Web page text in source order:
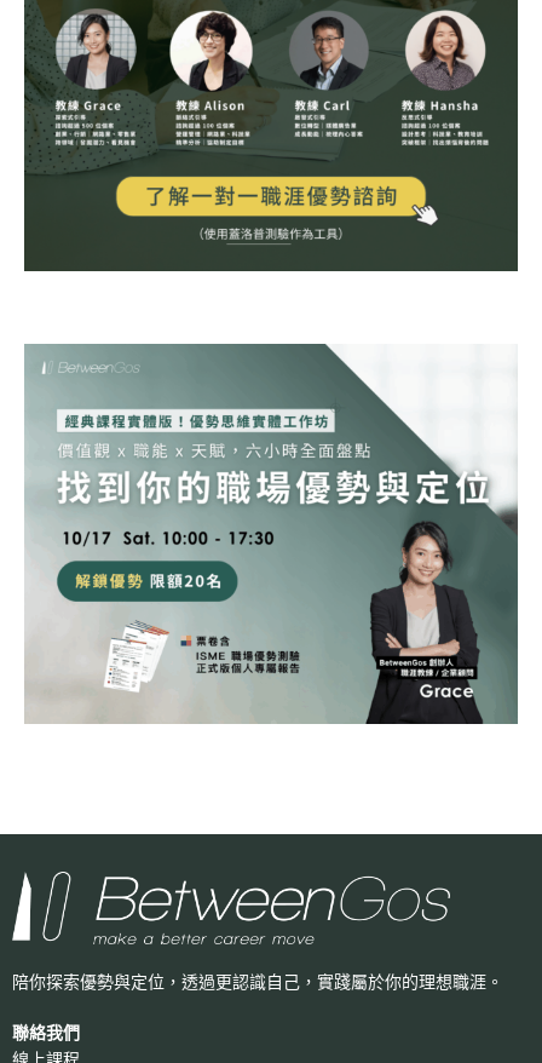
陪你探索優勢與定位，透過更認識自己， 實踐屬於你的理想職涯。
聯絡我們